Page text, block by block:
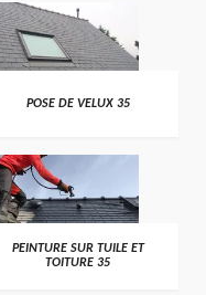
POSE DE VELUX 35
PEINTURE SUR TUILE ET
TOITURE 35